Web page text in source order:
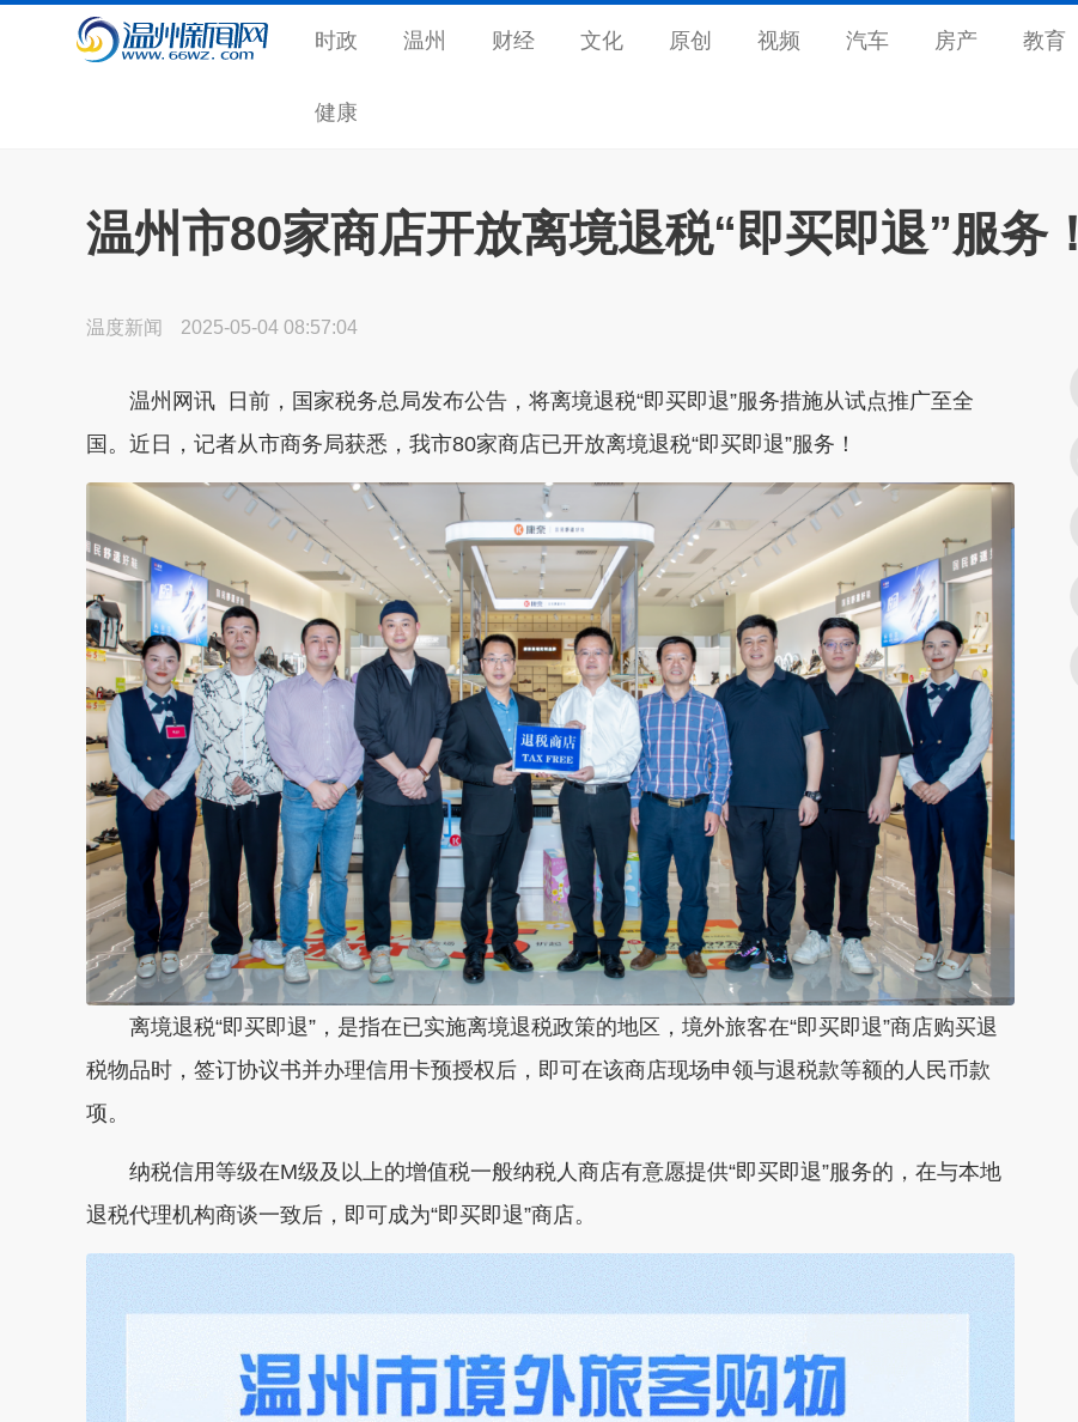
时政 温州 财经 文化 原创 视频 汽车 房产 教育
健康
温州市80家商店开放离境退税“即买即退”服务！
温度新闻 2025-05-04 08:57:04
温州网讯 日前，国家税务总局发布公告，将离境退税“即买即退”服务措施从试点推广至全
国。近日，记者从市商务局获悉，我市80家商店已开放离境退税“即买即退”服务！
离境退税“即买即退”，是指在已实施离境退税政策的地区，境外旅客在“即买即退”商店购买退
税物品时，签订协议书并办理信用卡预授权后，即可在该商店现场申领与退税款等额的人民币款
项。
纳税信用等级在M级及以上的增值税一般纳税人商店有意愿提供“即买即退”服务的，在与本地
退税代理机构商谈一致后，即可成为“即买即退”商店。